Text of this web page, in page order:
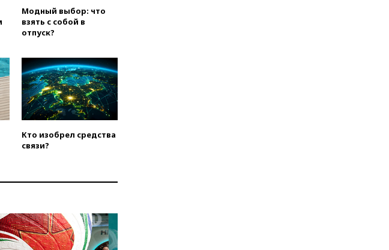
БПЛА
14:50Лионель Месси
своего отца
14:14Китай объявил
уровень опасности из-
приближения тайфуна
13:47Welt am Sonntag:
СПГ
области
12:48На фоне угрозы
приостановил работу
Модный выбор: что
взять с собой в
отпуск?
Кто изобрел средства
связи?